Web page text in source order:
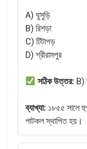
A) ঘুসুড়ি
B) রিশড়া
C) টিটাগড়
D) শ্রীরামপুর
সঠিক উত্তর: B)
ব্যাখ্যা: ১৮৫৫ সালে
পাটকল স্থাপিত হয়।